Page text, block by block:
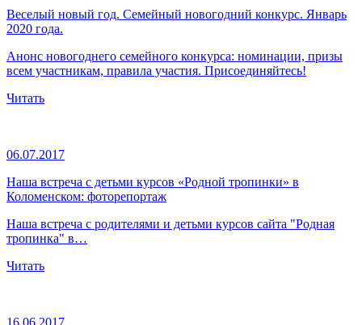
Веселый новый год. Семейный новогодний конкурс. Январь
2020 года.
Анонс новогоднего семейного конкурса: номинации, призы
всем участникам, правила участия. Присоединяйтесь!
Читать
06.07.2017
Наша встреча с детьми курсов «Родной тропинки» в
Коломенском: фоторепортаж
Наша встреча с родителями и детьми курсов сайта "Родная
тропинка" в…
Читать